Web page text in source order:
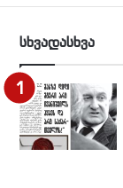
სხვადასხვა